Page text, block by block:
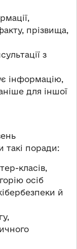
прізвища,
з
інформацію,
для іншої
такі поради:
класів,
осіб
й